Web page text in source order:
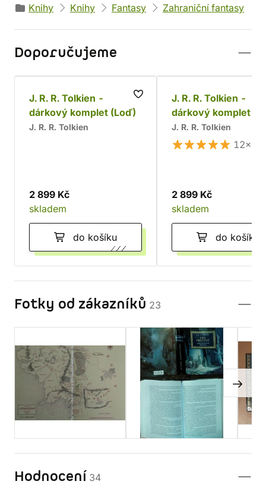
Knihy
Knihy Fantasy Zahraniční fantasy
Doporučujeme
J. R. R. Tolkien -
dárkový komplet (Loď)
J. R. R. Tolkien
2 899 Kč
skladem
do košíku
J. R. R. Tolkien -
dárkový komplet
J. R. R. Tolkien
12×
2 899 Kč
skladem
do košíku
Fotky od zákazníků 23
Hodnocení 34